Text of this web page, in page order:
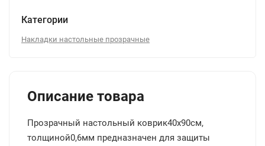
Категории
Накладки настольные прозрачные
Описание товара
Прозрачный настольный коврик40x90см,
толщиной0,6мм предназначен для защиты